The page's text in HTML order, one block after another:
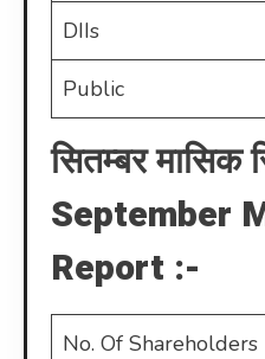
DIIs
Public
सितम्बर मासिक
September
Report :-
No. Of Shareholders